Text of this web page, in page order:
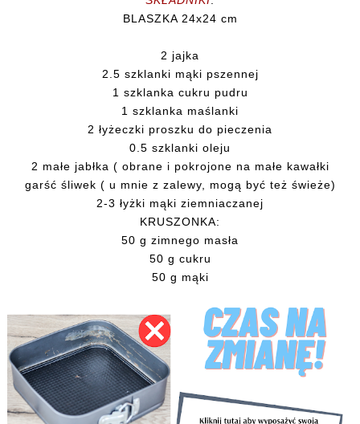
BLASZKA 24x24 cm
2 jajka
2.5 szklanki mąki pszennej
1 szklanka cukru pudru
1 szklanka maślanki
2 łyżeczki proszku do pieczenia
0.5 szklanki oleju
2 małe jabłka ( obrane i pokrojone na małe kawałki
garść śliwek ( u mnie z zalewy, mogą być też świeże)
2-3 łyżki mąki ziemniaczanej
KRUSZONKA:
50 g zimnego masła
50 g cukru
50 g mąki